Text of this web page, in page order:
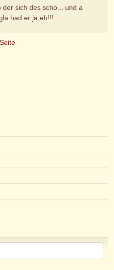
der sich des scho... und a
had er ja eh!!!